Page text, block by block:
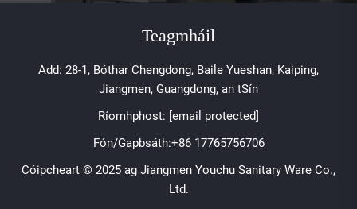
Teagmháil
Add: 28-1, Bóthar Chengdong, Baile Yueshan, Kaiping,
Jiangmen, Guangdong, an tSín
Ríomhphost: [email protected]
Fón/Gapbsáth:+86 17765756706
Cóipcheart © 2025 ag Jiangmen Youchu Sanitary Ware Co.,
Ltd.